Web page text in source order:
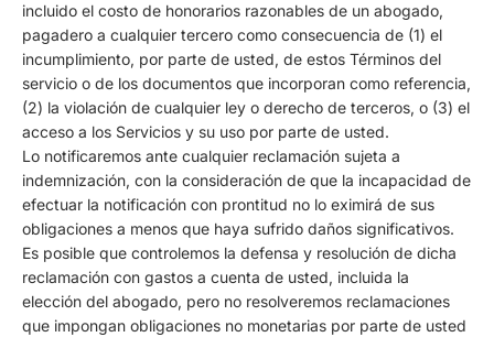
incluido el costo de honorarios razonables de un abogado,
pagadero a cualquier tercero como consecuencia de (1) el
incumplimiento, por parte de usted, de estos Términos del
servicio o de los documentos que incorporan como referencia,
(2) la violación de cualquier ley o derecho de terceros, o (3) el
acceso a los Servicios y su uso por parte de usted.
Lo notificaremos ante cualquier reclamación sujeta a
indemnización, con la consideración de que la incapacidad de
efectuar la notificación con prontitud no lo eximirá de sus
obligaciones a menos que haya sufrido daños significativos.
Es posible que controlemos la defensa y resolución de dicha
reclamación con gastos a cuenta de usted, incluida la
elección del abogado, pero no resolveremos reclamaciones
que impongan obligaciones no monetarias por parte de usted